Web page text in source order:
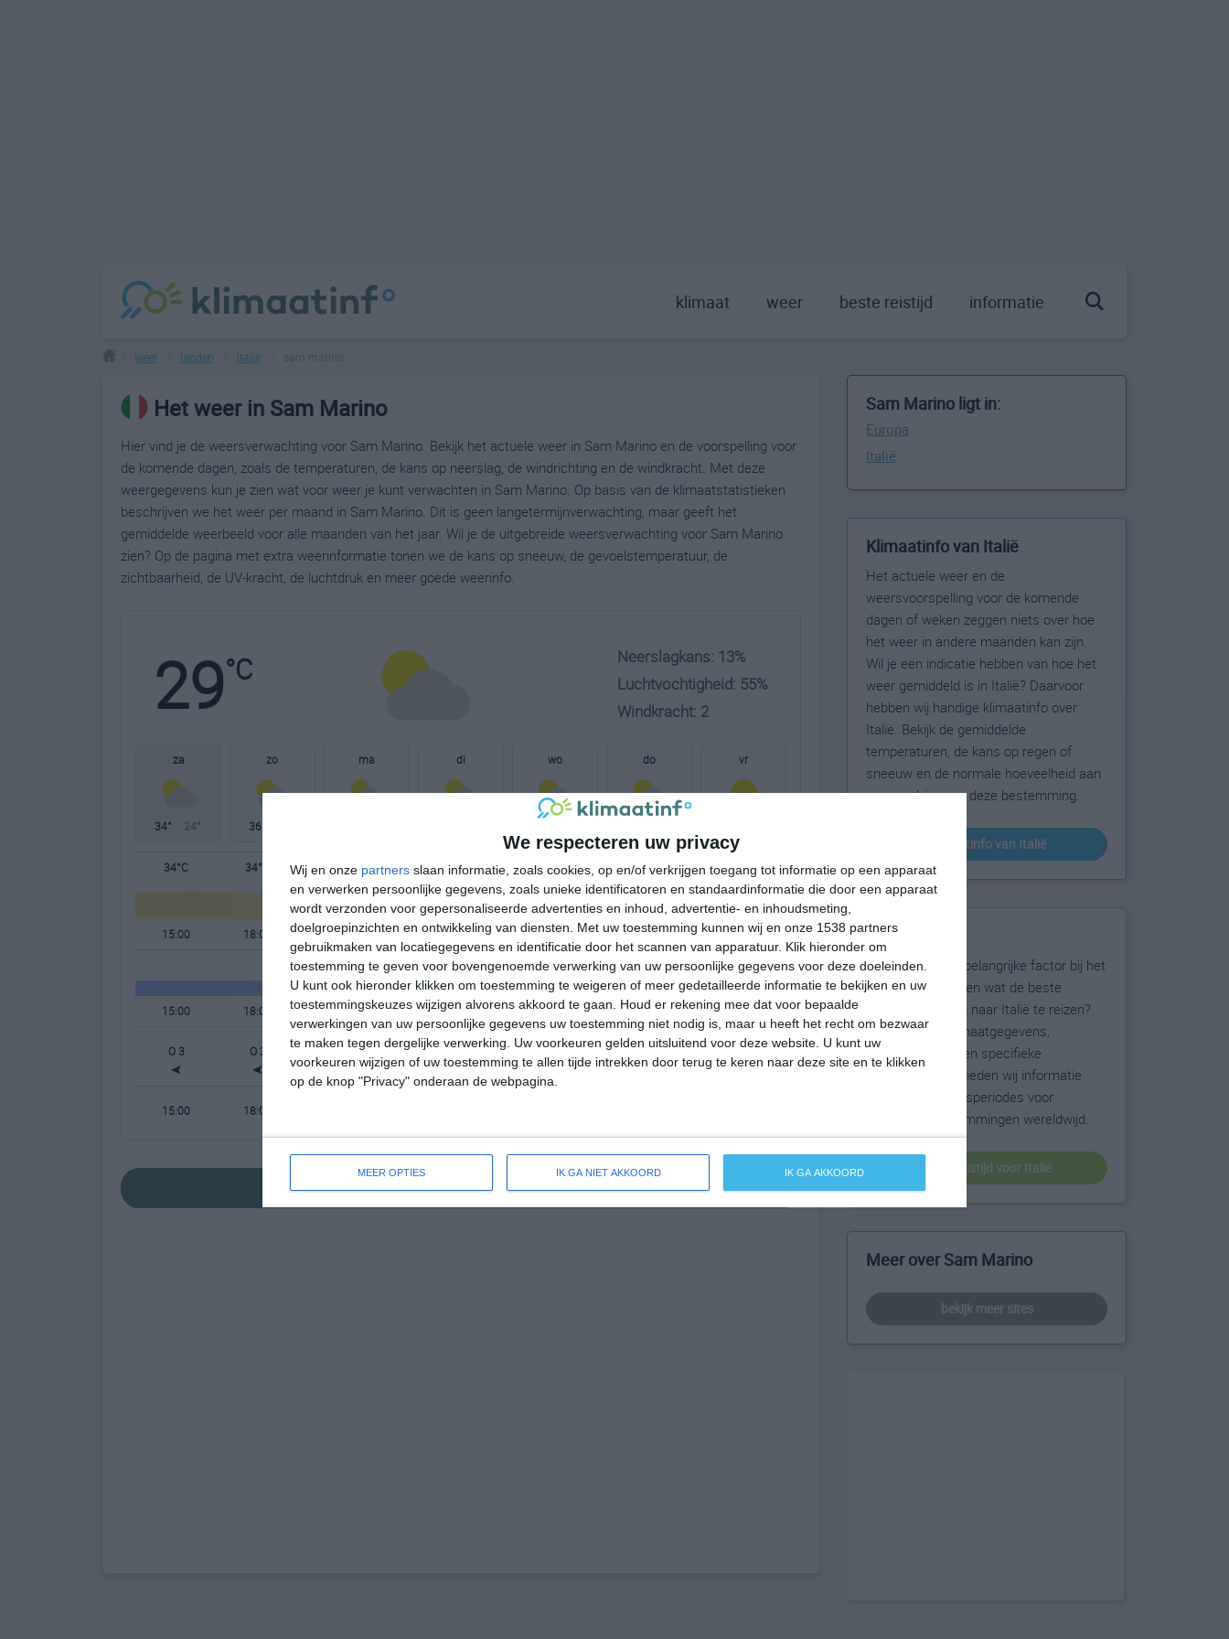
We respecteren uw privacy
Wij en onze partners slaan informatie, zoals cookies, op en/of verkrijgen toegang tot informatie op een apparaat
en verwerken persoonlijke gegevens, zoals unieke identificatoren en standaardinformatie die door een apparaat
wordt verzonden voor gepersonaliseerde advertenties en inhoud, advertentie- en inhoudsmeting,
doelgroepinzichten en ontwikkeling van diensten.
Met uw toestemming kunnen wij en onze 1538 partners
gebruikmaken van locatiegegevens en identificatie door het scannen van apparatuur. Klik hieronder om
toestemming te geven voor bovengenoemde verwerking van uw persoonlijke gegevens voor deze doeleinden.
U kunt ook hieronder klikken om toestemming te weigeren of meer gedetailleerde informatie te bekijken en uw
toestemmingskeuzes wijzigen alvorens akkoord te gaan.
Houd er rekening mee dat voor bepaalde
verwerkingen van uw persoonlijke gegevens uw toestemming niet nodig is, maar u heeft het recht om bezwaar
te maken tegen dergelijke verwerking. Uw voorkeuren gelden uitsluitend voor deze website. U kunt uw
voorkeuren wijzigen of uw toestemming te allen tijde intrekken door terug te keren naar deze site en te klikken
op de knop "Privacy" onderaan de webpagina.
MEER OPTIES IK GA NIET AKKOORD IK GA AKKOORD
klimaat weer beste reistijd informatie
weer landen italië
Het weer in Sam Marino
Hier vind je de weersverwachting voor Sam Marino. Bekijk het actuele weer in Sam Marino en de voorspelling voor
de komende dagen, zoals de temperaturen, de kans op neerslag, de windrichting en de windkracht. Met deze
weergegevens kun je zien wat voor weer je kunt verwachten in Sam Marino. Op basis van de klimaatstatistieken
beschrijven we het weer per maand in Sam Marino. Dit is geen langetermijnverwachting, maar geeft het
gemiddelde weerbeeld voor alle maanden van het jaar. Wil je de uitgebreide weersverwachting voor Sam Marino
zien? Op de pagina met extra weerinformatie tonen we de kans op sneeuw, de gevoelstemperatuur, de
zichtbaarheid, de UV-kracht, de luchtdruk en meer goede weerinfo.
29°C
Neerslagkans: 13%
Luchtvochtigheid: 55%
Windkracht: 2
za
34° 24°
zo
36°
ma di wo do vr
34°C 34°C 30°C 26°C 23°C 22°C 26°C 32°C
15:00 18:00 21:00 00:00 03:00 06:00 09:00 12:00
15:00 18:00 21:00 00:00 03:00 06:00 09:00 12:00
O 3 O 3 OZO 2 OZO 2 O 2 ONO 2 O 1 O 2
15:00 18:00
bekijk de uitgebreide weersverwachting voor Sam Marino
Sam Marino ligt in:
Europa
Italië
Klimaatinfo van Italië
Het actuele weer en de
weersvoorspelling voor de komende
dagen of weken zeggen niets over hoe
het weer in andere maanden kan zijn.
Wil je een indicatie hebben van hoe het
weer gemiddeld is in Italië? Daarvoor
hebben wij handige klimaatinfo over
Italië. Bekijk de gemiddelde
temperaturen, de kans op regen of
sneeuw en de normale hoeveelheid aan
zonneschijn voor deze bestemming.
klimaatinfo van Italië
Beste reistijd
Het weer is een belangrijke factor bij het
reizen. Wil je weten wat de beste
maanden zijn om naar Italië te reizen?
Op basis van klimaatgegevens,
weersextremen en specifieke
weerinformatie bieden wij informatie
over de beste reisperiodes voor
duizenden bestemmingen wereldwijd.
beste reistijd voor Italië
Meer over Sam Marino
bekijk meer sites